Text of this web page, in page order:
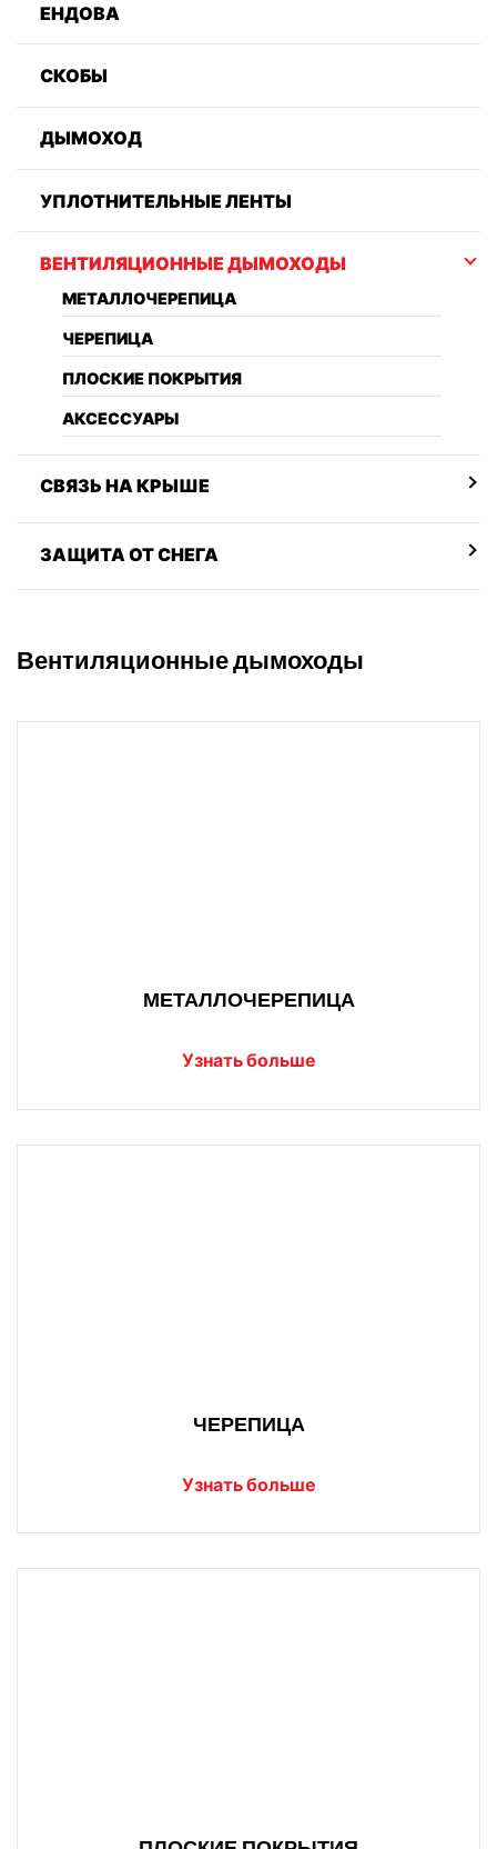
ЕНДОВА
СКОБЫ
ДЫМОХОД
УПЛОТНИТЕЛЬНЫЕ ЛЕНТЫ
ВЕНТИЛЯЦИОННЫЕ ДЫМОХОДЫ
МЕТАЛЛОЧЕРЕПИЦА
ЧЕРЕПИЦА
ПЛОСКИЕ ПОКРЫТИЯ
АКСЕССУАРЫ
СВЯЗЬ НА КРЫШЕ
ЗАЩИТА ОТ СНЕГА
Вентиляционные дымоходы
МЕТАЛЛОЧЕРЕПИЦА
Узнать больше
ЧЕРЕПИЦА
Узнать больше